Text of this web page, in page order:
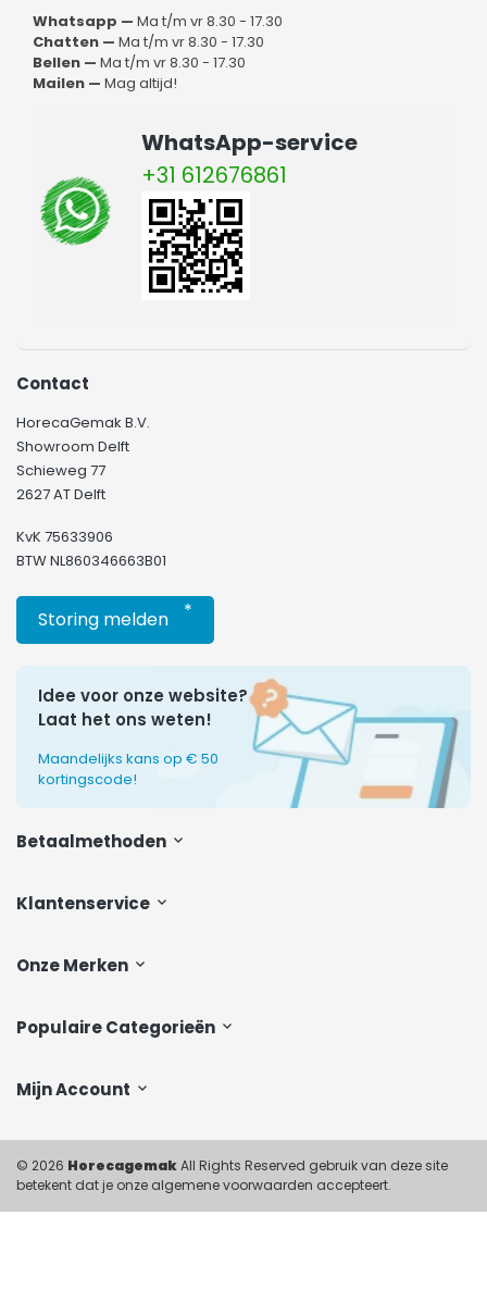
Whatsapp — Ma t/m vr 8.30 - 17.30
Chatten — Ma t/m vr 8.30 - 17.30
Bellen — Ma t/m vr 8.30 - 17.30
Mailen — Mag altijd!
WhatsApp-service
+31 612676861
Klantenservice
Onze Merken
Populaire Categorieën
Mijn Account
Contact
HorecaGemak B.V.
Showroom Delft
Schieweg 77
2627 AT Delft
KvK 75633906
BTW NL860346663B01
Storing melden *
Idee voor onze website?
Laat het ons weten!
Maandelijks kans op € 50
kortingscode!
Betaalmethoden
© 2026 HorecagemakAll Rights Reserved gebruik van deze site
betekent dat je onze algemene voorwaarden accepteert.